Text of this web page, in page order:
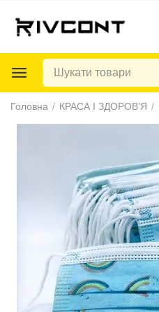
Головна / КРАСА І ЗДОРОВ'Я /